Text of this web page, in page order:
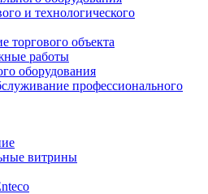
и технологического
торгового объекта
работы
оборудования
профессионального
витрины